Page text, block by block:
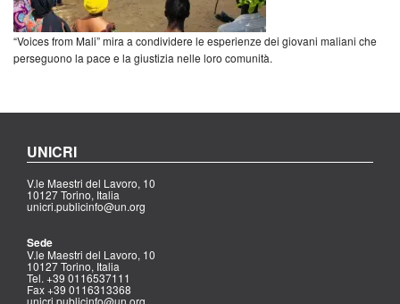
“Voices from Mali” mira a condividere le esperienze dei giovani maliani che
perseguono la pace e la giustizia nelle loro comunità.
UNICRI
V.le Maestri del Lavoro, 10
10127 Torino, Italia
unicri.publicinfo@un.org
Sede
V.le Maestri del Lavoro, 10
10127 Torino, Italia
Tel. +39 0116537111
Fax +39 0116313368